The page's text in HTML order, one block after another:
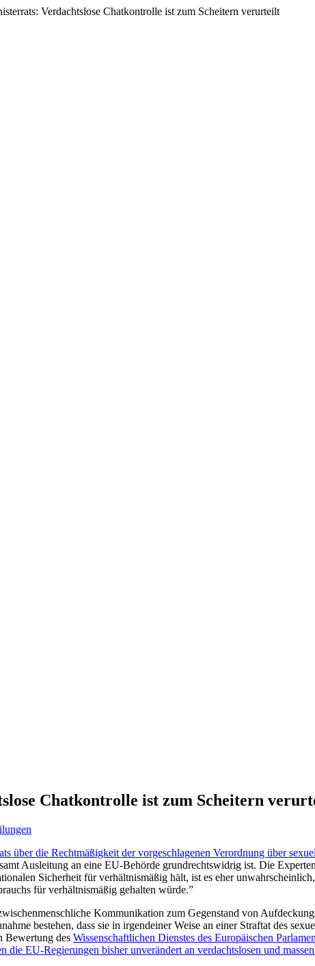
Verdachtslose Chatkontrolle ist zum Scheitern verurteilt
Chatkontrolle ist zum Scheitern
über die Rechtmäßigkeit der vorgeschlagenen Verordnung über
Ausleitung an eine EU-Behörde grundrechtswidrig ist. Die
Sicherheit für verhältnismäßig hält, ist es eher
für verhältnismäßig gehalten würde.”
Kommunikation zum Gegenstand von
bestehen, dass sie in irgendeiner Weise an einer Straftat des
Bewertung des Wissenschaftlichen Dienstes des Europäischen
die EU-Regierungen bisher unverändert an verdachtslosen und